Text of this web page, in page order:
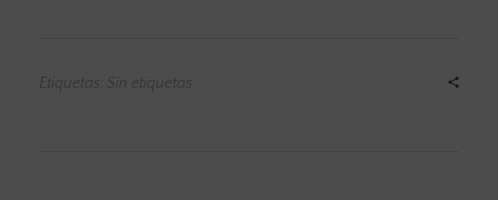
Etiquetas: Sin etiquetas